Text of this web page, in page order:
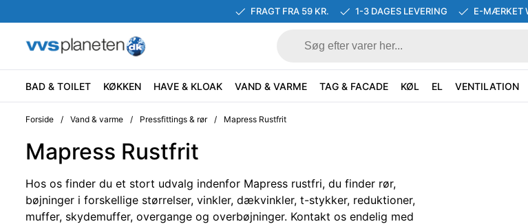
FRAGT FRA 59 KR. 1-3 DAGES LEVERING E-MÆRKET
BAD & TOILET KØKKEN HAVE & KLOAK VAND & VARME TAG & FACADE KØL EL VENTILATION
Forside / Vand & varme / Pressfittings & rør / Mapress Rustfrit
Mapress Rustfrit
Hos os finder du et stort udvalg indenfor Mapress rustfri, du finder rør,
bøjninger i forskellige størrelser, vinkler, dækvinkler, t-stykker, reduktioner,
muffer, skydemuffer, overgange og overbøjninger. Kontakt os endelig med